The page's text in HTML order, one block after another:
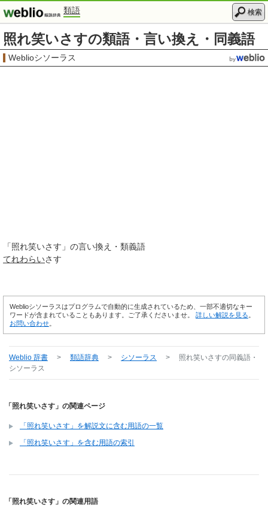
類語 検索
照れ笑いさすの類語・言い換え・同義語
Weblioシソーラス
「照れ笑いさす 」の言い換え・類義語
てれわらいさす
Weblioシソーラスはプログラムで自動的に生成されているため、一部不適切なキー
ワードが含まれていることもあります。ご了承くださいませ。 詳しい解説を見る
お問い合わせ
Weblio 辞書 > 類語辞典 > シソーラス > 照れ笑いさすの同義語・
シソーラス
「照れ笑いさす」の関連ページ
「照れ笑いさす」を解説文に含む用語の一覧
「照れ笑いさす」を含む用語の索引
「照れ笑いさす」の関連用語